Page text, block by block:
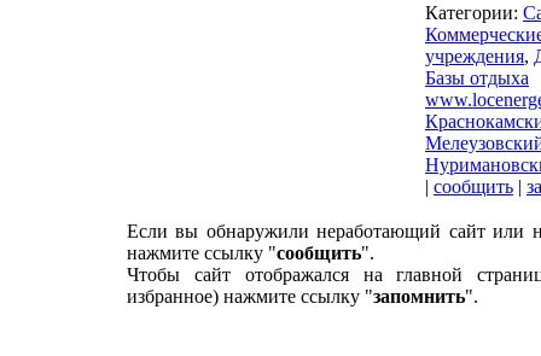
Категории:
учреждения,
Базы отдыха
| сообщить |
Если вы обнаружили неработающий сайт или
нажмите ссылку "сообщить".
Чтобы сайт отображался на главной
избранное) нажмите ссылку "запомнить".